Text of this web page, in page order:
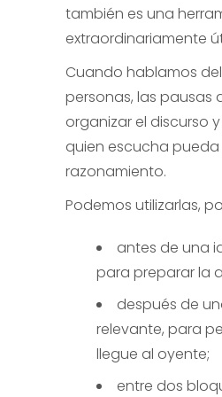
también es una
extraordinariamente
Cuando hablamos
personas, las pausas
organizar el discurso
quien escucha pueda
razonamiento.
Podemos utilizarlas,
antes de una
para preparar la
después de
relevante, para
llegue al oyente;
entre dos